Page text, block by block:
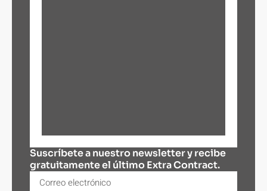
Suscríbete a nuestro newsletter y recibe
gratuitamente el último Extra Contract.